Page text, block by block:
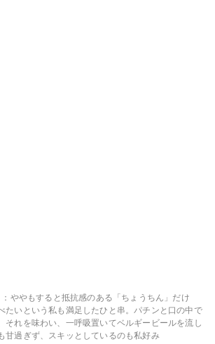
：ややもすると抵抗感のある「ちょうちん」だけ
たいという私も満足したひと串。パチンと口の中で
それを味わい、一呼吸置いてベルギービールを流し
甘過ぎず、スキッとしているのも私好み